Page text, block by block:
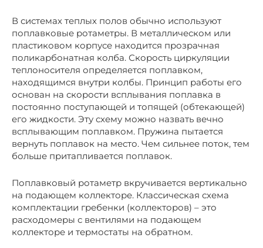
В системах теплых полов обычно используют
поплавковые ротаметры. В металлическом или
пластиковом корпусе находится прозрачная
поликарбонатная колба. Скорость циркуляции
теплоносителя определяется поплавком,
находящимся внутри колбы. Принцип работы его
основан на скорости всплывания поплавка в
постоянно поступающей и топящей (обтекающей)
его жидкости. Эту схему можно назвать вечно
всплывающим поплавком. Пружина пытается
вернуть поплавок на место. Чем сильнее поток, тем
больше притапливается поплавок.
Поплавковый ротаметр вкручивается вертикально
на подающем коллекторе. Классическая схема
комплектации гребенки (коллекторов) – это
расходомеры с вентилями на подающем
коллекторе и термостаты на обратном.